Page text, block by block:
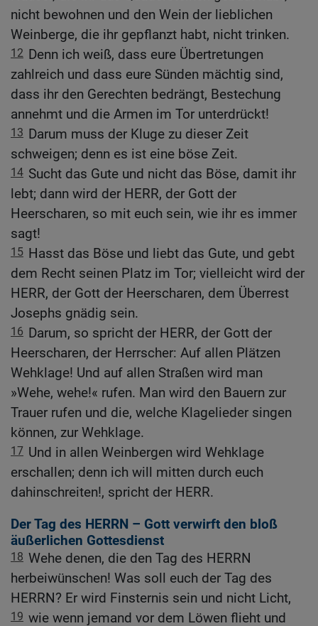
nicht bewohnen und den Wein der lieblichen
Weinberge, die ihr gepflanzt habt, nicht trinken.
12 Denn ich weiß, dass eure Übertretungen
zahlreich und dass eure Sünden mächtig sind,
dass ihr den Gerechten bedrängt, Bestechung
annehmt und die Armen im Tor unterdrückt!
13 Darum muss der Kluge zu dieser Zeit
schweigen; denn es ist eine böse Zeit.
14 Sucht das Gute und nicht das Böse, damit ihr
lebt; dann wird der HERR, der Gott der
Heerscharen, so mit euch sein, wie ihr es immer
sagt!
15 Hasst das Böse und liebt das Gute, und gebt
dem Recht seinen Platz im Tor; vielleicht wird der
HERR, der Gott der Heerscharen, dem Überrest
Josephs gnädig sein.
16 Darum, so spricht der HERR, der Gott der
Heerscharen, der Herrscher: Auf allen Plätzen
Wehklage! Und auf allen Straßen wird man
»Wehe, wehe!« rufen. Man wird den Bauern zur
Trauer rufen und die, welche Klagelieder singen
können, zur Wehklage.
17 Und in allen Weinbergen wird Wehklage
erschallen; denn ich will mitten durch euch
dahinschreiten!, spricht der HERR.
Der Tag des HERRN – Gott verwirft den bloß
äußerlichen Gottesdienst
18 Wehe denen, die den Tag des HERRN
herbeiwünschen! Was soll euch der Tag des
HERRN? Er wird Finsternis sein und nicht Licht,
19 wie wenn jemand vor dem Löwen flieht und